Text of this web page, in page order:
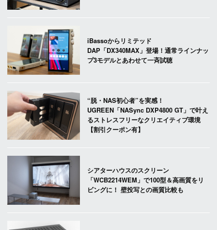
iBassoからリミテッド
DAP「DX340MAX」登場！通常ラインナッ
プ3モデルとあわせて一斉試聴
“脱・NAS初心者”を実感！
UGREEN「NASync DXP4800 GT」で叶え
るストレスフリーなクリエイティブ環境
【割引クーポン有】
シアターハウスのスクリーン
「WCB2214WEM」で100型＆高画質をリ
ビングに！ 壁投写との画質比較も